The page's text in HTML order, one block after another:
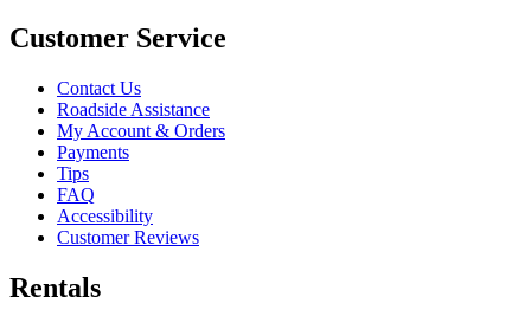
Customer Service
Contact Us
Roadside Assistance
My Account & Orders
Payments
Tips
FAQ
Accessibility
Customer Reviews
Rentals